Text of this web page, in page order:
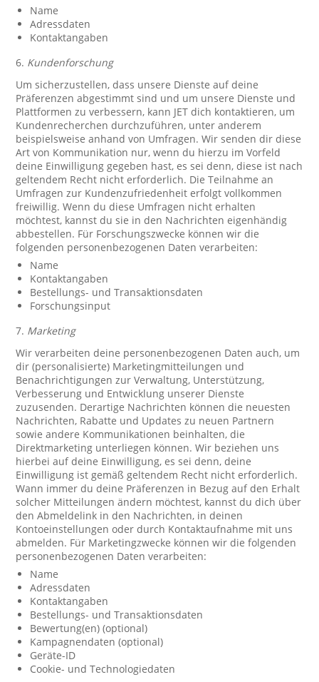
Name
Adressdaten
Kontaktangaben
6. Kundenforschung
Um sicherzustellen, dass unsere Dienste auf deine
Präferenzen abgestimmt sind und um unsere Dienste und
Plattformen zu verbessern, kann JET dich kontaktieren, um
Kundenrecherchen durchzuführen, unter anderem
beispielsweise anhand von Umfragen. Wir senden dir diese
Art von Kommunikation nur, wenn du hierzu im Vorfeld
deine Einwilligung gegeben hast, es sei denn, diese ist nach
geltendem Recht nicht erforderlich. Die Teilnahme an
Umfragen zur Kundenzufriedenheit erfolgt vollkommen
freiwillig. Wenn du diese Umfragen nicht erhalten
möchtest, kannst du sie in den Nachrichten eigenhändig
abbestellen. Für Forschungszwecke können wir die
folgenden personenbezogenen Daten verarbeiten:
Name
Kontaktangaben
Bestellungs- und Transaktionsdaten
Forschungsinput
7. Marketing
Wir verarbeiten deine personenbezogenen Daten auch, um
dir (personalisierte) Marketingmitteilungen und
Benachrichtigungen zur Verwaltung, Unterstützung,
Verbesserung und Entwicklung unserer Dienste
zuzusenden. Derartige Nachrichten können die neuesten
Nachrichten, Rabatte und Updates zu neuen Partnern
sowie andere Kommunikationen beinhalten, die
Direktmarketing unterliegen können. Wir beziehen uns
hierbei auf deine Einwilligung, es sei denn, deine
Einwilligung ist gemäß geltendem Recht nicht erforderlich.
Wann immer du deine Präferenzen in Bezug auf den Erhalt
solcher Mitteilungen ändern möchtest, kannst du dich über
den Abmeldelink in den Nachrichten, in deinen
Kontoeinstellungen oder durch Kontaktaufnahme mit uns
abmelden. Für Marketingzwecke können wir die folgenden
personenbezogenen Daten verarbeiten:
Name
Adressdaten
Kontaktangaben
Bestellungs- und Transaktionsdaten
Bewertung(en) (optional)
Kampagnendaten (optional)
Geräte-ID
Cookie- und Technologiedaten